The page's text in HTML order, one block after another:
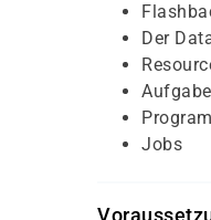
Der
Jobs